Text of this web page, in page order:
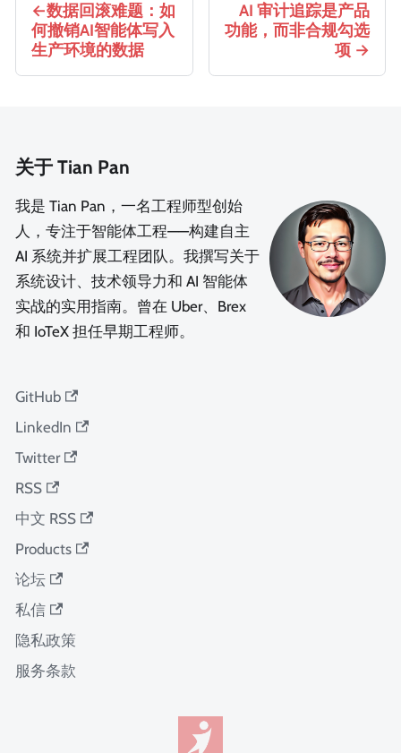
数据回滚难题：如
何撤销AI智能体写入
生产环境的数据
AI 审计追踪是产品
功能，而非合规勾选
项
关于 Tian Pan
我是 Tian Pan，一名工程师型创始
人，专注于智能体工程——构建自主
AI 系统并扩展工程团队。我撰写关于
系统设计、技术领导力和 AI 智能体
实战的实用指南。曾在 Uber、Brex
和 IoTeX 担任早期工程师。
GitHub
LinkedIn
Twitter
RSS
中文 RSS
Products
论坛
私信
隐私政策
服务条款